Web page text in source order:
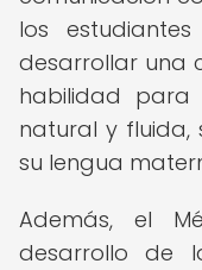
los
desarrollar una
habilidad
natural y fluida,
su lengua
Además, el
desarrollo de